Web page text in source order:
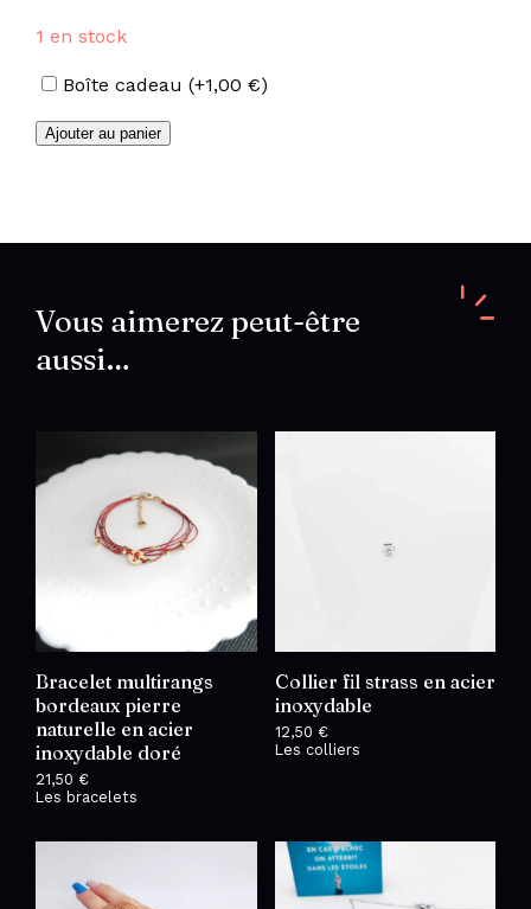
1 en stock
Options
Boîte cadeau (+1,00 €)
quantité
Ajouter au panier
Vous aimerez peut-être
aussi…
Bracelet multirangs
bordeaux pierre
naturelle en acier
inoxydable doré
21,50 €
Les bracelets
Collier fil strass en acier
inoxydable
12,50 €
Les colliers